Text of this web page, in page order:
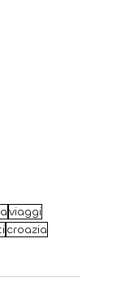
viaggi
croazia